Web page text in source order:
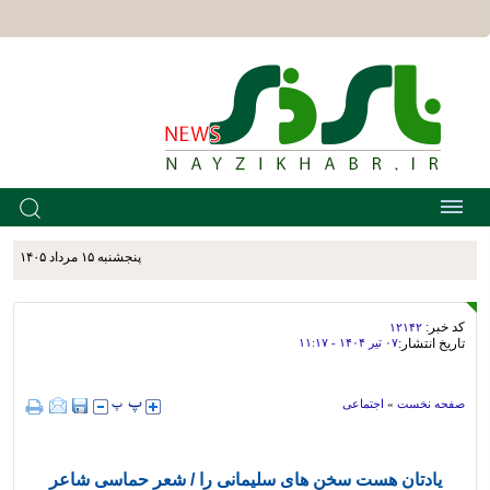
پنجشنبه ۱۵ مرداد ۱۴۰۵
کد خبر: ۱۲۱۴۲
تاریخ انتشار:۰۷ تير ۱۴۰۴ - ۱۱:۱۷
صفحه نخست » اجتماعی
یادتان هست سخن های سلیمانی را / شعر حماسی شاعر